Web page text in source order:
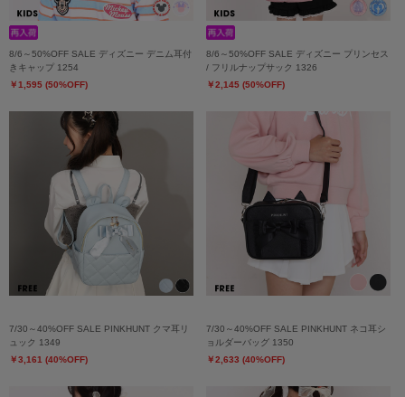
8/6～50%OFF SALE ディズニー デニム耳付
きキャップ 1254
￥1,595 (50%OFF)
8/6～50%OFF SALE ディズニー プリンセス
/ フリルナップサック 1326
￥2,145 (50%OFF)
7/30～40%OFF SALE PINKHUNT クマ耳リ
ュック 1349
￥3,161 (40%OFF)
7/30～40%OFF SALE PINKHUNT ネコ耳シ
ョルダーバッグ 1350
￥2,633 (40%OFF)